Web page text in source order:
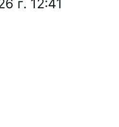
г. 12:41